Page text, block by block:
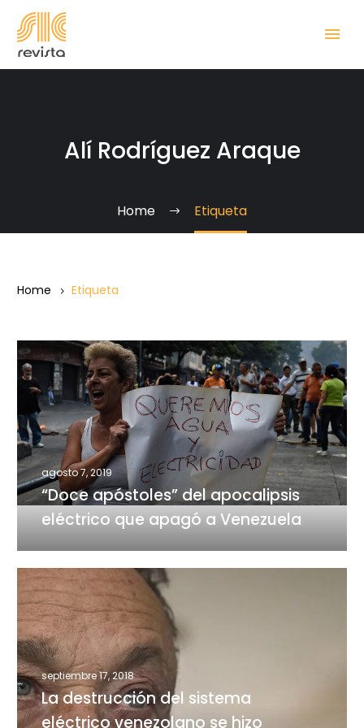
Alí Rodríguez Araque
Home Etiqueta
Home Etiqueta
“Doce
apóstoles”
del
apocalipsis
eléctrico
que
apagó
a
Venezuela
agosto 7, 2019
“Doce apóstoles” del apocalipsis
eléctrico que apagó a Venezuela
destrucción
del
sistema
eléctrico
venezolano
se
hizo
septiembre 17, 2018
La destrucción del sistema
eléctrico venezolano se hizo